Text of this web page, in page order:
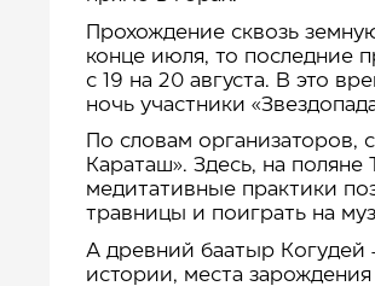
Прохождение сквозь
конце июля, то последние
с 19 на 20 августа. В это
ночь участники
По словам
Караташ». Здесь, на
медитативные практики
травницы и поиграть на
А древний баатыр Когудей
истории, места